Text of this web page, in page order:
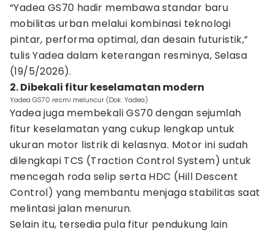
“Yadea GS70 hadir membawa standar baru
mobilitas urban melalui kombinasi teknologi
pintar, performa optimal, dan desain futuristik,”
tulis Yadea dalam keterangan resminya, Selasa
(19/5/2026).
2. Dibekali fitur keselamatan modern
Yadea GS70 resmi meluncur (Dok. Yadea)
Yadea juga membekali GS70 dengan sejumlah
fitur keselamatan yang cukup lengkap untuk
ukuran motor listrik di kelasnya. Motor ini sudah
dilengkapi TCS (Traction Control System) untuk
mencegah roda selip serta HDC (Hill Descent
Control) yang membantu menjaga stabilitas saat
melintasi jalan menurun.
Selain itu, tersedia pula fitur pendukung lain